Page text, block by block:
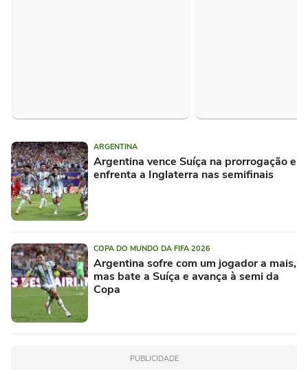
ARGENTINA
Argentina vence Suíça na prorrogação e
enfrenta a Inglaterra nas semifinais
COPA DO MUNDO DA FIFA 2026
Argentina sofre com um jogador a mais,
mas bate a Suíça e avança à semi da
Copa
PUBLICIDADE